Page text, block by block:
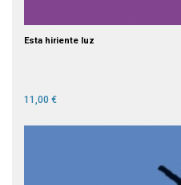
Esta hiriente luz
11,00 €